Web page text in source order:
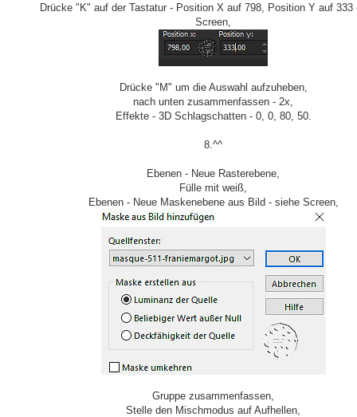
Drücke "K" auf der Tastatur - Position X auf 798, Position Y auf 333
Screen,
Drücke "M" um die Auswahl aufzuheben,
nach unten zusammenfassen - 2x,
Effekte - 3D Schlagschatten - 0, 0, 80, 50.
8.^^
Ebenen - Neue Rasterebene,
Fülle mit weiß,
Ebenen - Neue Maskenebene aus Bild - siehe Screen,
Gruppe zusammenfassen,
Stelle den Mischmodus auf Aufhellen,